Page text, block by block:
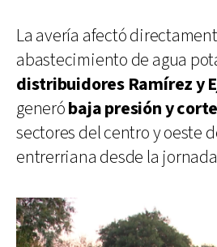
La avería afectó
abastecimiento de agua
distribuidores Ramírez y
generóbaja presión y
sectores del centro y oeste
entrerriana desde la